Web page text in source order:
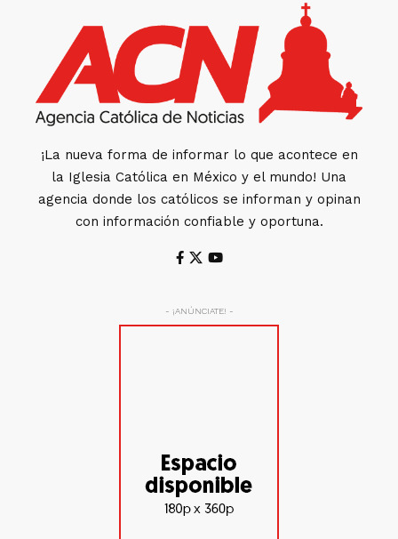
¡La nueva forma de informar lo que acontece en
la Iglesia Católica en México y el mundo! Una
agencia donde los católicos se informan y opinan
con información confiable y oportuna.
- ¡ANÚNCIATE! -